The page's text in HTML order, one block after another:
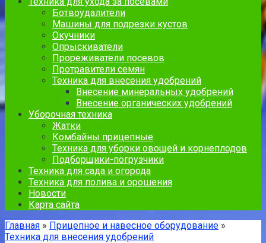
Ботвоудалители
Машины для подрезки кустов
Окучники
Опрыскиватели
Прореживатели посевов
Протравители семян
Техника для внесения удобрений
Внесение минеральных удобрений
Внесение органических удобрений
Уборочная техника
Жатки
Комбайны прицепные
Техника для уборки овощей и корнеплодов
Подборщики-погрузчики
Техника для сада и огорода
Техника для полива и орошения
Новости
Карта сайта
Главная » Прицепное и навесное оборудование »
Техника для внесения удобрений